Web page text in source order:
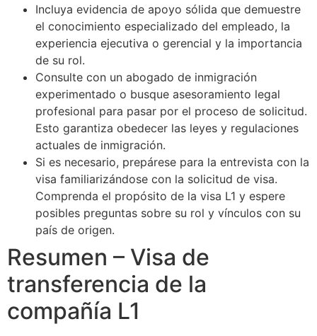
Incluya evidencia de apoyo sólida que demuestre
el conocimiento especializado del empleado, la
experiencia ejecutiva o gerencial y la importancia
de su rol.
Consulte con un abogado de inmigración
experimentado o busque asesoramiento legal
profesional para pasar por el proceso de solicitud.
Esto garantiza obedecer las leyes y regulaciones
actuales de inmigración.
Si es necesario, prepárese para la entrevista con la
visa familiarizándose con la solicitud de visa.
Comprenda el propósito de la visa L1 y espere
posibles preguntas sobre su rol y vínculos con su
país de origen.
Resumen – Visa de
transferencia de la
compañía L1